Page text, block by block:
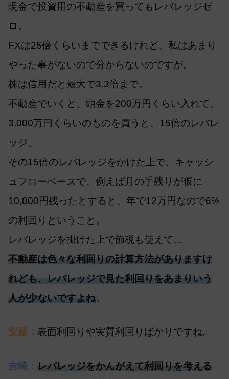
現金で投資用の不動産を買ってもレバレッジゼ
ロ。
FXは25倍くらいまでできるけれど、私はあまり
やった事がないので分からないのですが。
株は信用だと最大で3.3倍まで。
不動産でいくと、頭金を200万円くらい入れて、
3,000万円くらいのものを買うと、15倍のレバレ
ッジ。
その15倍のレバレッジをかけた上で、キャッシ
ュフローベースで、例えば月の手残りが仮に
10,000円残ったとすると、年で12万円なので6%
の利回りということ。
レバレッジを掛けた上で節税も使えて…
不動産は色々な利回りの計算方法がありますけ
れども、レバレッジで見た利回りをあまりいう
人が少ないですよね。
安藤： 表面利回りや実質利回りばかりですね。
吉崎：
レバレッジをかんがえて利回りを考える